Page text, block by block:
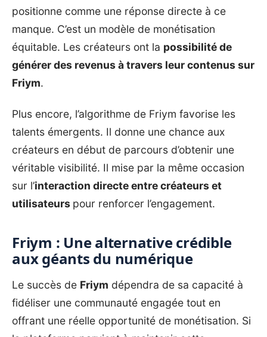
positionne comme une réponse directe à ce
manque. C’est un modèle de monétisation
équitable. Les créateurs ont la possibilité de
générer des revenus à travers leur contenus sur
Friym.
Plus encore, l’algorithme de Friym favorise les
talents émergents. Il donne une chance aux
créateurs en début de parcours d’obtenir une
véritable visibilité. Il mise par la même occasion
sur l’interaction directe entre créateurs et
utilisateurs pour renforcer l’engagement.
Friym : Une alternative crédible
aux géants du numérique
Le succès de Friym dépendra de sa capacité à
fidéliser une communauté engagée tout en
offrant une réelle opportunité de monétisation. Si